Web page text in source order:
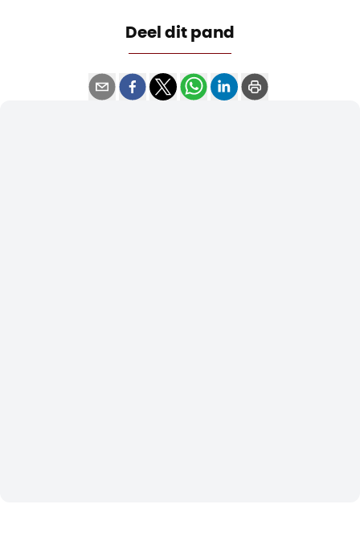
Deel dit pand